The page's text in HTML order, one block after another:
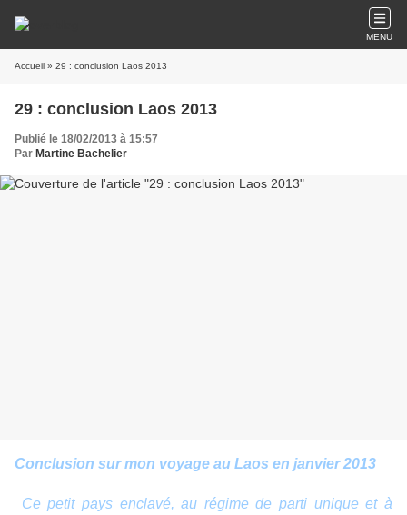
MENU
Accueil » 29 : conclusion Laos 2013
29 : conclusion Laos 2013
Publié le 18/02/2013 à 15:57
Par Martine Bachelier
Conclusion sur mon voyage au Laos en janvier 2013
Ce petit pays enclavé, au régime de parti unique et à